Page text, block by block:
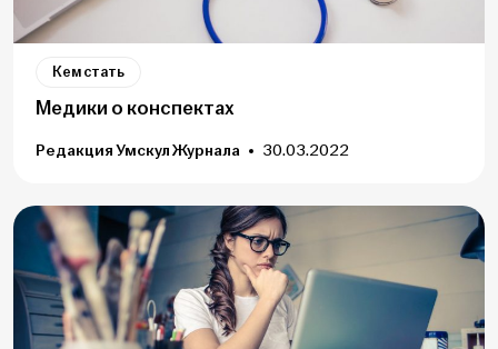
Кем стать
Медики о конспектах
Редакция Умскул Журнала 30.03.2022